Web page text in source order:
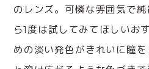
のレンズ。可憐な雰囲気で
ら1度は試してみてほしいお
めの淡い発色がきれいに瞳